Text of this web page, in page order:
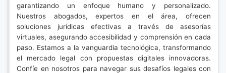
garantizando un enfoque humano y personalizado.
Nuestros abogados, expertos en el área, ofrecen
soluciones jurídicas efectivas a través de asesorías
virtuales, asegurando accesibilidad y comprensión en cada
paso. Estamos a la vanguardia tecnológica, transformando
el mercado legal con propuestas digitales innovadoras.
Confíe en nosotros para navegar sus desafíos legales con